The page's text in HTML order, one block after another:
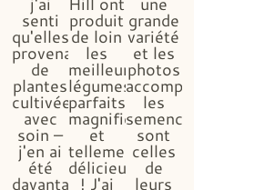
senti
qu'elles
provenaient
de
plantes
cultivées
avec
soin –
j'en ai
été
davantage
produit
de loin
les
meilleurs
légumes,
parfaits,
magnifiques
et
tellement
délicieux
! J'ai
grande
variété
et les
photos
accompagnant
les
semences
sont
celles
de
leurs